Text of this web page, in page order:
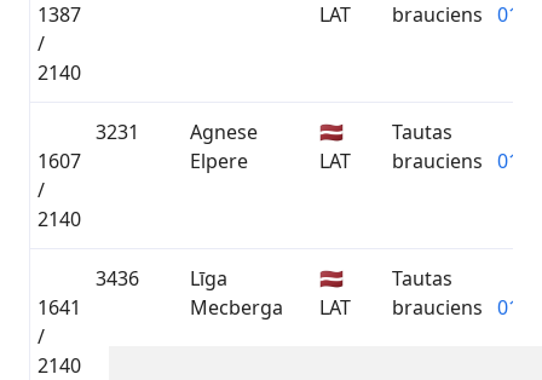
1387
/
2140
LAT
brauciens
1607
/
2140
3231
Agnese
Elpere
🇱🇻
LAT
Tautas
brauciens
1641
/
2140
3436
Līga
Mecberga
🇱🇻
LAT
Tautas
brauciens